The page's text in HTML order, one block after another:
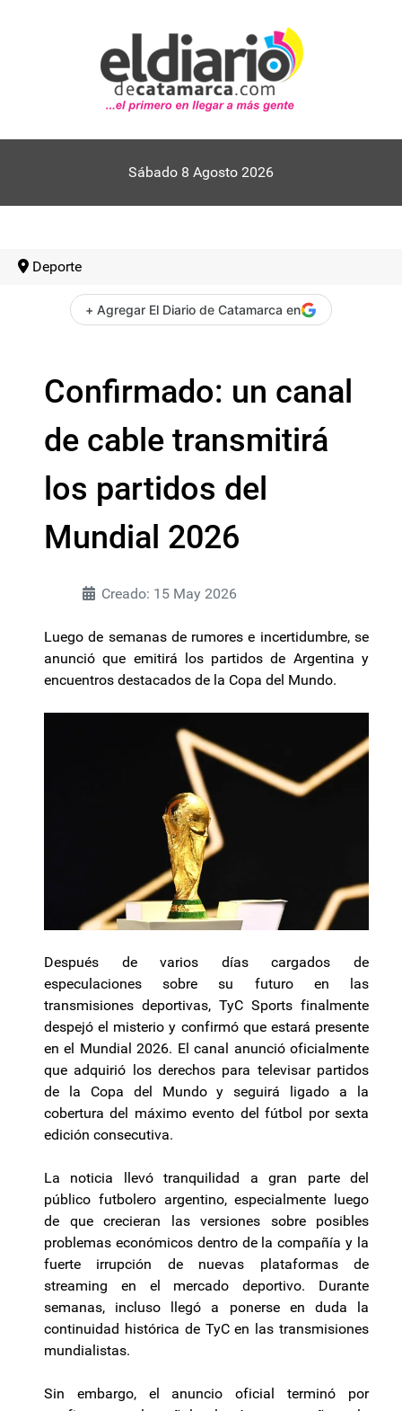
Sábado 8 Agosto 2026
Deporte
+ Agregar El Diario de Catamarca en
Confirmado: un canal
de cable transmitirá
los partidos del
Mundial 2026
Creado: 15 May 2026
Luego de semanas de rumores e incertidumbre, se
anunció que emitirá los partidos de Argentina y
encuentros destacados de la Copa del Mundo.
Después de varios días cargados de
especulaciones sobre su futuro en las
transmisiones deportivas, TyC Sports finalmente
despejó el misterio y confirmó que estará presente
en el Mundial 2026. El canal anunció oficialmente
que adquirió los derechos para televisar partidos
de la Copa del Mundo y seguirá ligado a la
cobertura del máximo evento del fútbol por sexta
edición consecutiva.
La noticia llevó tranquilidad a gran parte del
público futbolero argentino, especialmente luego
de que crecieran las versiones sobre posibles
problemas económicos dentro de la compañía y la
fuerte irrupción de nuevas plataformas de
streaming en el mercado deportivo. Durante
semanas, incluso llegó a ponerse en duda la
continuidad histórica de TyC en las transmisiones
mundialistas.
Sin embargo, el anuncio oficial terminó por